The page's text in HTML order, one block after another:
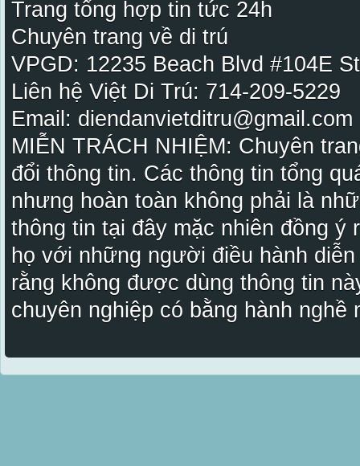
Trang tổng hợp tin tức 24h
Chuyên trang về di trú
VPGD: 12235 Beach Blvd #104E
Liên hệ Việt Di Trú: 714-209-5229
Email:
MIỄN TRÁCH NHIỆM: Chuyên
đổi thông tin. Các thông tin tổng
nhưng hoàn toàn không phải là
thông tin tại đây mặc nhiên đồng ý
họ với những người điều hành
rằng không được dùng thông tin
chuyên nghiệp có bằng hành